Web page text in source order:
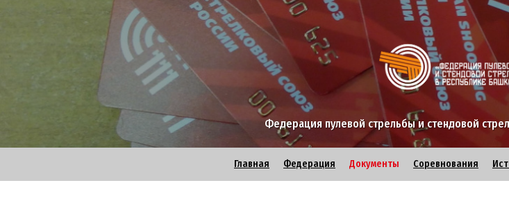
Федерация пулевой стрельбы и стендовой
Главная Федерация Документы Соревнования